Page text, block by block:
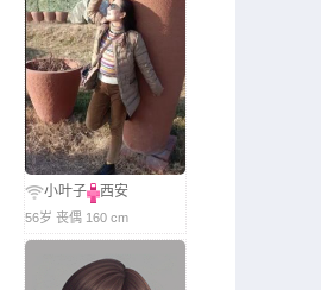
小叶子 西安
56岁 丧偶 160 cm